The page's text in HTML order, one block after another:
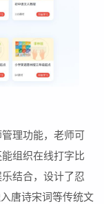
理功能，老师可
组织在线打字比
结合，设计了忍
唐诗宋词等传统文